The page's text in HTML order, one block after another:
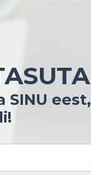
SINU eest,